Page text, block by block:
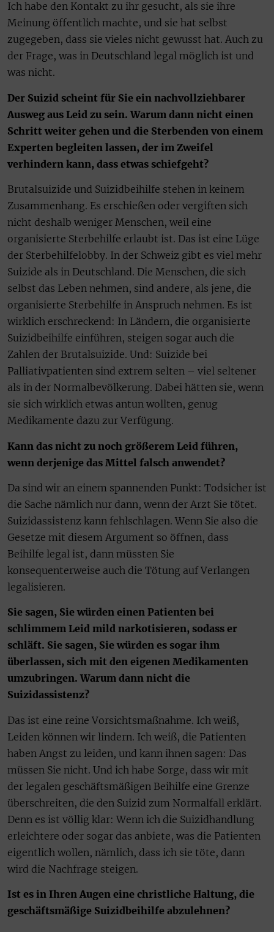
Ich habe den Kontakt zu ihr gesucht, als sie ihre
Meinung öffentlich machte, und sie hat selbst
zugegeben, dass sie vieles nicht gewusst hat. Auch zu
der Frage, was in Deutschland legal möglich ist und
was nicht.
Der Suizid scheint für Sie ein nachvollziehbarer
Ausweg aus Leid zu sein. Warum dann nicht einen
Schritt weiter gehen und die Sterbenden von einem
Experten begleiten lassen, der im Zweifel
verhindern kann, dass etwas schiefgeht?
Brutalsuizide und Suizidbeihilfe stehen in keinem
Zusammenhang. Es erschießen oder vergiften sich
nicht deshalb weniger Menschen, weil eine
organisierte Sterbehilfe erlaubt ist. Das ist eine Lüge
der Sterbehilfelobby. In der Schweiz gibt es viel mehr
Suizide als in Deutschland. Die Menschen, die sich
selbst das Leben nehmen, sind andere, als jene, die
organisierte Sterbehilfe in Anspruch nehmen. Es ist
wirklich erschreckend: In Ländern, die organisierte
Suizidbeihilfe einführen, steigen sogar auch die
Zahlen der Brutalsuizide. Und: Suizide bei
Palliativpatienten sind extrem selten – viel seltener
als in der Normalbevölkerung. Dabei hätten sie, wenn
sie sich wirklich etwas antun wollten, genug
Medikamente dazu zur Verfügung.
Kann das nicht zu noch größerem Leid führen,
wenn derjenige das Mittel falsch anwendet?
Da sind wir an einem spannenden Punkt: Todsicher ist
die Sache nämlich nur dann, wenn der Arzt Sie tötet.
Suizidassistenz kann fehlschlagen. Wenn Sie also die
Gesetze mit diesem Argument so öffnen, dass
Beihilfe legal ist, dann müssten Sie
konsequenterweise auch die Tötung auf Verlangen
legalisieren.
Sie sagen, Sie würden einen Patienten bei
schlimmem Leid mild narkotisieren, sodass er
schläft. Sie sagen, Sie würden es sogar ihm
überlassen, sich mit den eigenen Medikamenten
umzubringen. Warum dann nicht die
Suizidassistenz?
Das ist eine reine Vorsichtsmaßnahme. Ich weiß,
Leiden können wir lindern. Ich weiß, die Patienten
haben Angst zu leiden, und kann ihnen sagen: Das
müssen Sie nicht. Und ich habe Sorge, dass wir mit
der legalen geschäftsmäßigen Beihilfe eine Grenze
überschreiten, die den Suizid zum Normalfall erklärt.
Denn es ist völlig klar: Wenn ich die Suizidhandlung
erleichtere oder sogar das anbiete, was die Patienten
eigentlich wollen, nämlich, dass ich sie töte, dann
wird die Nachfrage steigen.
Ist es in Ihren Augen eine christliche Haltung, die
geschäftsmäßige Suizidbeihilfe abzulehnen?